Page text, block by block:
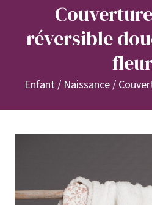
réversible
Enfant/ Naissance/